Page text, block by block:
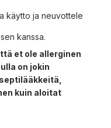
käytto ja neuvottele
kanssa.
et ole allerginen
on jokin
kuin aloitat